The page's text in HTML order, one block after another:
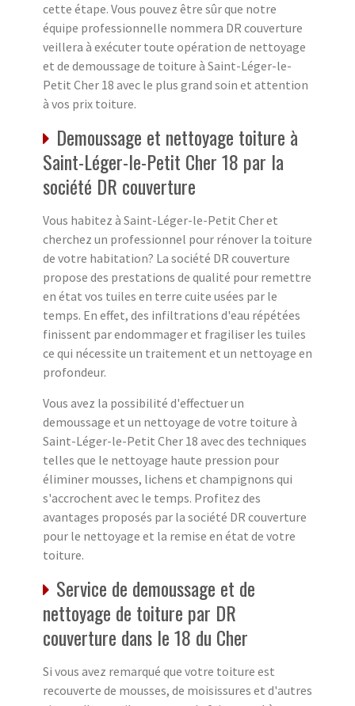
cette étape. Vous pouvez être sûr que notre
équipe professionnelle nommera DR couverture
veillera à exécuter toute opération de nettoyage
et de demoussage de toiture à Saint-Léger-le-
Petit Cher 18 avec le plus grand soin et attention
à vos prix toiture.
Demoussage et nettoyage toiture à
Saint-Léger-le-Petit Cher 18 par la
société DR couverture
Vous habitez à Saint-Léger-le-Petit Cher et
cherchez un professionnel pour rénover la toiture
de votre habitation? La société DR couverture
propose des prestations de qualité pour remettre
en état vos tuiles en terre cuite usées par le
temps. En effet, des infiltrations d'eau répétées
finissent par endommager et fragiliser les tuiles
ce qui nécessite un traitement et un nettoyage en
profondeur.
Vous avez la possibilité d'effectuer un
demoussage et un nettoyage de votre toiture à
Saint-Léger-le-Petit Cher 18 avec des techniques
telles que le nettoyage haute pression pour
éliminer mousses, lichens et champignons qui
s'accrochent avec le temps. Profitez des
avantages proposés par la société DR couverture
pour le nettoyage et la remise en état de votre
toiture.
Service de demoussage et de
nettoyage de toiture par DR
couverture dans le 18 du Cher
Si vous avez remarqué que votre toiture est
recouverte de mousses, de moisissures et d'autres